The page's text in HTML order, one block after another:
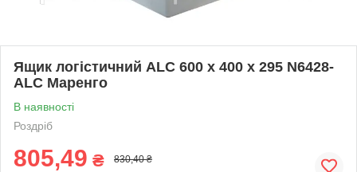
Ящик логістичний ALC 600 х 400 х 295 N6428-
ALC Маренго
В наявності
Роздріб
805,49 ₴ 830,40 ₴